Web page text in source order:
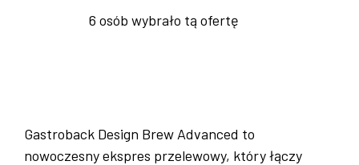
6 osób wybrało tą ofertę
Gastroback Design Brew Advanced to
nowoczesny ekspres przelewowy, który łączy